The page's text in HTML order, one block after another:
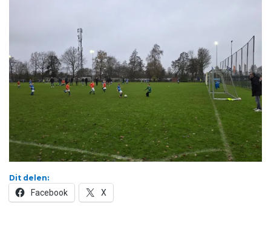
Dit delen:
Facebook X